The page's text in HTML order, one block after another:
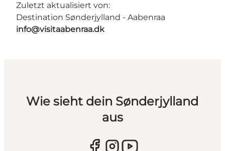
Zuletzt aktualisiert von:
Destination Sønderjylland - Aabenraa
info@visitaabenraa.dk
Wie sieht dein Sønderjylland
aus